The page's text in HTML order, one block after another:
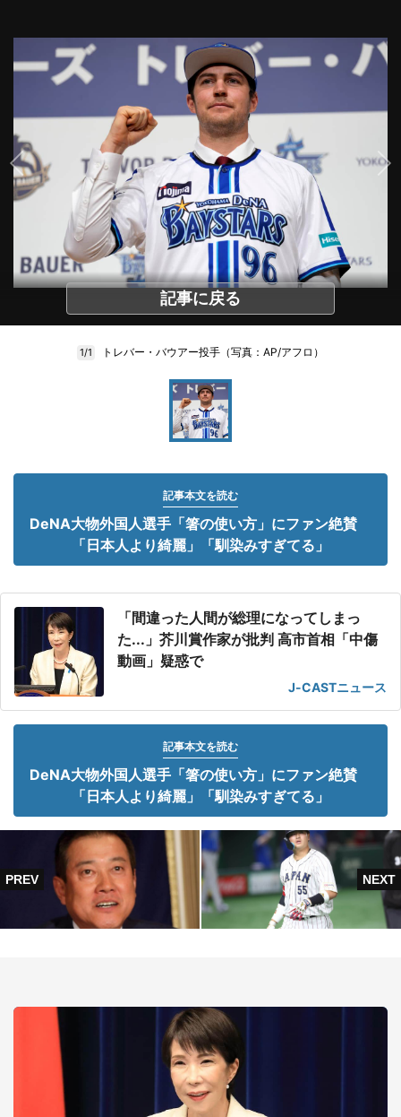
記事に戻る
1/1 トレバー・バウアー投手（写真：AP/アフロ）
記事本文を読む
DeNA大物外国人選手「箸の使い方」にファン絶賛
「日本人より綺麗」「馴染みすぎてる」
「間違った人間が総理になってしまっ
た...」芥川賞作家が批判 高市首相「中傷
動画」疑惑で
J-CASTニュース
記事本文を読む
DeNA大物外国人選手「箸の使い方」にファン絶賛
「日本人より綺麗」「馴染みすぎてる」